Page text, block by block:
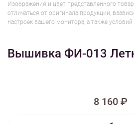
Изображения и цвет представленного
отличаться от оригинала продукции,
настроек вашего монитора, а также
Вышивка ФИ-013
8 160 ₽